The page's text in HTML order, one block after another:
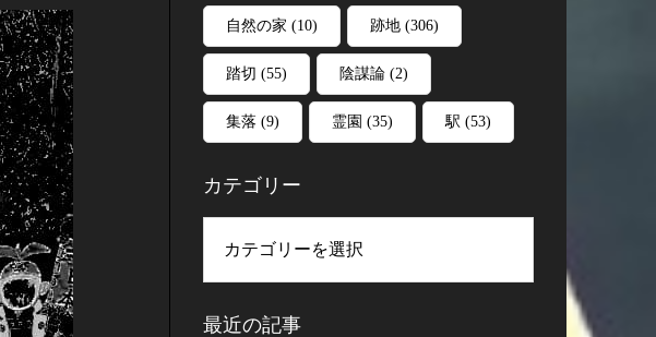
自然の家 (10) 跡地 (306)
踏切 (55) 陰謀論 (2)
集落 (9) 霊園 (35) 駅 (53)
カテゴリー
最近の記事